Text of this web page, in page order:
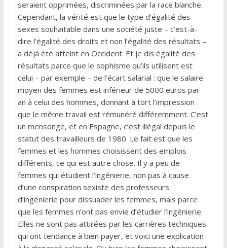
seraient opprimées, discriminées par la race blanche.
Cependant, la vérité est que le type d’égalité des
sexes souhaitable dans une société juste – c’est-à-
dire l’égalité des droits et non l’égalité des résultats –
a déjà été atteint en Occident. Et je dis égalité des
résultats parce que le sophisme qu’ils utilisent est
celui – par exemple – de l’écart salarial : que le salaire
moyen des femmes est inférieur de 5000 euros par
an à celui des hommes, donnant à tort l’impression
que le même travail est rémunéré différemment. C’est
un mensonge, et en Espagne, c’est illégal depuis le
statut des travailleurs de 1980. Le fait est que les
femmes et les hommes choisissent des emplois
différents, ce qui est autre chose. Il y a peu de
femmes qui étudient l’ingénierie, non pas à cause
d’une conspiration sexiste des professeurs
d’ingénierie pour dissuader les femmes, mais parce
que les femmes n’ont pas envie d’étudier l’ingénierie.
Elles ne sont pas attirées par les carrières techniques
qui ont tendance à bien payer, et voici une explication